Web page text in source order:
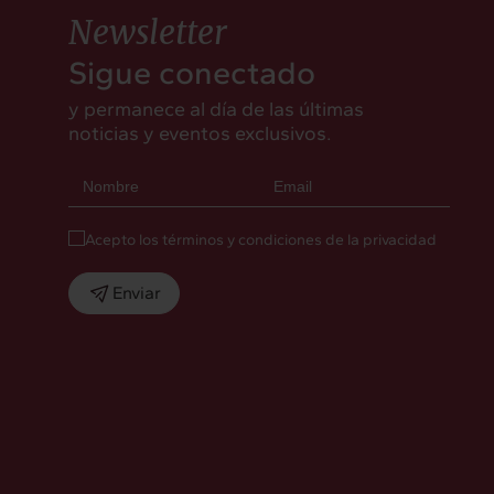
Newsletter
Sigue conectado
y permanece al día de las últimas
noticias y eventos exclusivos.
Acepto los términos y condiciones de la privacidad
Enviar